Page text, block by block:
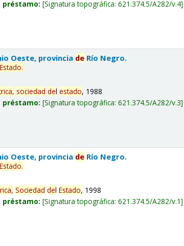
préstamo: Signatura topográfica:621.374.5/A282/v.4
Oeste, provincia de Río Negro.
Estado.
sociedad delestado, 1988
préstamo: Signatura topográfica:621.374.5/A282/v.3
Oeste, provincia de Río Negro.
Estado.
Sociedad delEstado, 1998
préstamo: Signatura topográfica:621.374.5/A282/v.1